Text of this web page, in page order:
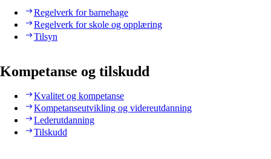
Regelverk for barnehage
Regelverk for skole og opplæring
Tilsyn
Kompetanse og tilskudd
Kvalitet og kompetanse
Kompetanseutvikling og videreutdanning
Lederutdanning
Tilskudd